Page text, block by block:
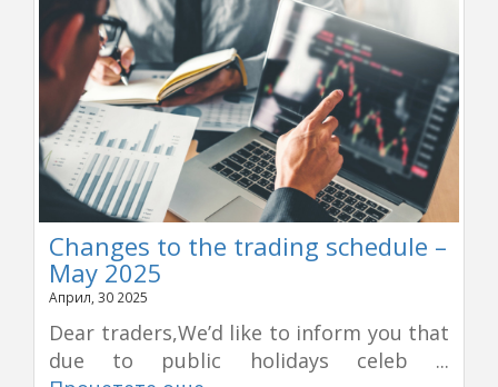
Changes to the trading schedule –
May 2025
Април, 30 2025
Dear traders,We’d like to inform you that
due to public holidays celeb ...